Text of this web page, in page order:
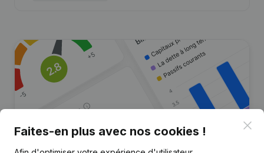
Faites-en plus avec nos cookies !